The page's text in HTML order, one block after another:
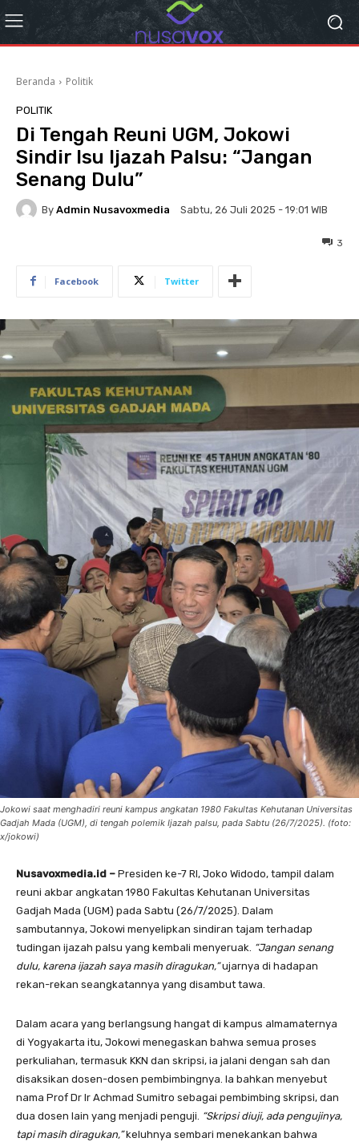
Beranda Politik
POLITIK
Di Tengah Reuni UGM, Jokowi
Sindir Isu Ijazah Palsu: “Jangan
Senang Dulu”
By Admin Nusavoxmedia Sabtu, 26 Juli 2025 - 19:01 WIB
3
Facebook Twitter
Jokowi saat menghadiri reuni kampus angkatan 1980 Fakultas Kehutanan Universitas
Gadjah Mada (UGM), di tengah polemik Ijazah palsu, pada Sabtu (26/7/2025). (foto:
x/jokowi)
Nusavoxmedia.id – Presiden ke-7 RI, Joko Widodo, tampil dalam
reuni akbar angkatan 1980 Fakultas Kehutanan Universitas
Gadjah Mada (UGM) pada Sabtu (26/7/2025). Dalam
sambutannya, Jokowi menyelipkan sindiran tajam terhadap
tudingan ijazah palsu yang kembali menyeruak. “Jangan senang
dulu, karena ijazah saya masih diragukan,”ujarnya di hadapan
rekan-rekan seangkatannya yang disambut tawa.
Dalam acara yang berlangsung hangat di kampus almamaternya
di Yogyakarta itu, Jokowi menegaskan bahwa semua proses
perkuliahan, termasuk KKN dan skripsi, ia jalani dengan sah dan
disaksikan dosen-dosen pembimbingnya. Ia bahkan menyebut
nama Prof Dr Ir Achmad Sumitro sebagai pembimbing skripsi, dan
dua dosen lain yang menjadi penguji. “Skripsi diuji, ada pengujinya,
tapi masih diragukan,”keluhnya sembari menekankan bahwa